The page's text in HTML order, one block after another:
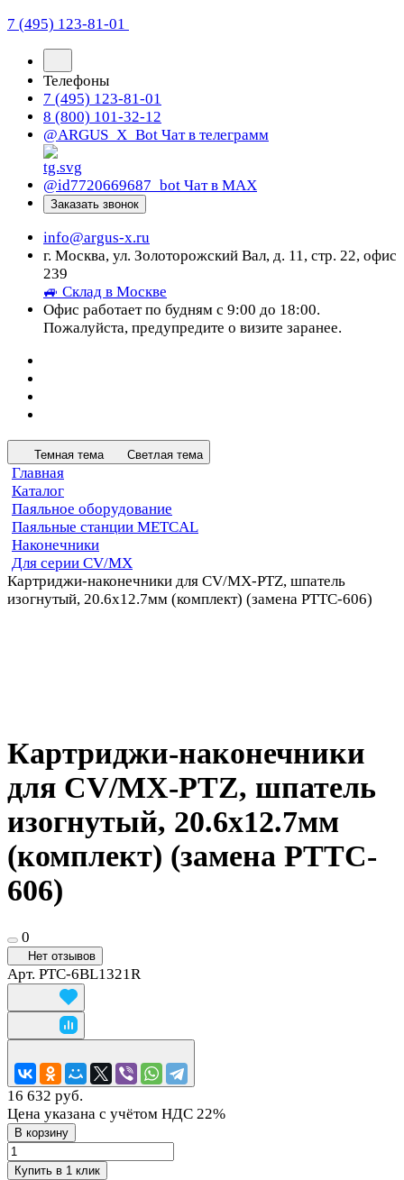
7 (495) 123-81-01
Телефоны
7 (495) 123-81-01
8 (800) 101-32-12
@ARGUS_X_Bot Чат в телеграмм
@id7720669687_bot Чат в МАХ
Заказать звонок
info@argus-x.ru
г. Москва, ул. Золоторожский Вал, д. 11, стр. 22, офис
239
🚙 Склад в Москве
Офис работает по будням с 9:00 до 18:00.
Пожалуйста, предупредите о визите заранее.
Темная тема Светлая тема
Главная
Каталог
Паяльное оборудование
Паяльные станции METCAL
Наконечники
Для серии CV/MX
Картриджи-наконечники для CV/MX-PTZ, шпатель
изогнутый, 20.6х12.7мм (комплект) (замена PTTC-606)
Картриджи-наконечники
для CV/MX-PTZ, шпатель
изогнутый, 20.6х12.7мм
(комплект) (замена PTTC-
606)
0
Нет отзывов
Арт. PTC-6BL1321R
16 632 руб.
Цена указана с учётом НДС 22%
В корзину
Купить в 1 клик